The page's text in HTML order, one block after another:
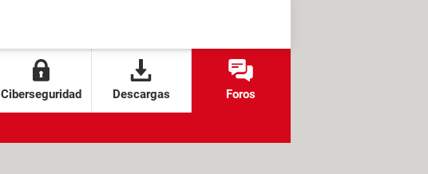
Ciberseguridad Descargas Foros